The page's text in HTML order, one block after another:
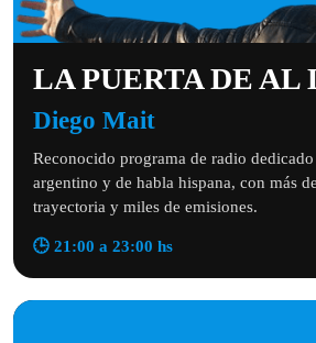
LA PUERTA DE AL
Diego Mait
Reconocido programa de radio
argentino y de habla hispana, con más
trayectoria y miles de emisiones.
🕒 21:00 a 23:00 hs